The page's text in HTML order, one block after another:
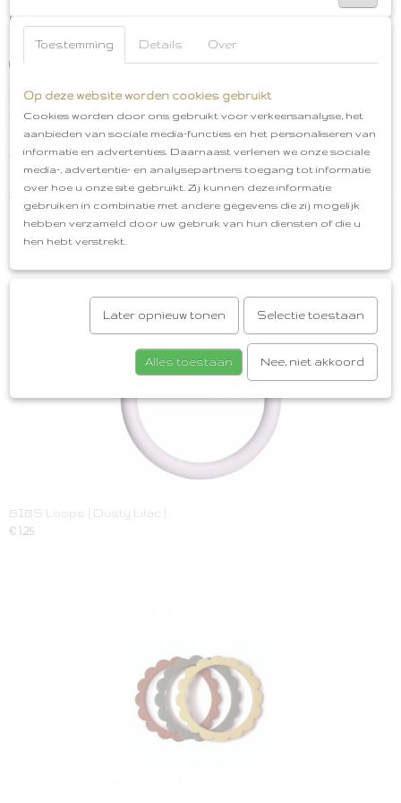
of de kinderwagen te gooien.
Merk: BIBS
Bijtring
Kleur: Pink Plum
(Paars/Roze)
Vorm: Ster
Materiaal: Siliconen en
Afspoelen met lauw/warm water
Leeftijd: gebruiken
vanaf 6 mnd
Gratis cadeauservice
Afhalen in
Oud-Beijerland
Gratis verzenden vanaf €50,00
Reacties
Ook interessant
BIBS Loops [ Dusty Lilac ]
€ 1,25
Toestemming Details Over
Op deze website worden cookies gebruikt
Cookies worden door ons gebruikt voor verkeersanalyse, het
aanbieden van sociale media-functies en het personaliseren van
informatie en advertenties. Daarnaast verlenen we onze sociale
media-, advertentie- en analysepartners toegang tot informatie
over hoe u onze site gebruikt. Zij kunnen deze informatie
gebruiken in combinatie met andere gegevens die zij mogelijk
hebben verzameld door uw gebruik van hun diensten of die u
hen hebt verstrekt.
Later opnieuw tonen Selectie toestaan
Alles toestaan Nee, niet akkoord